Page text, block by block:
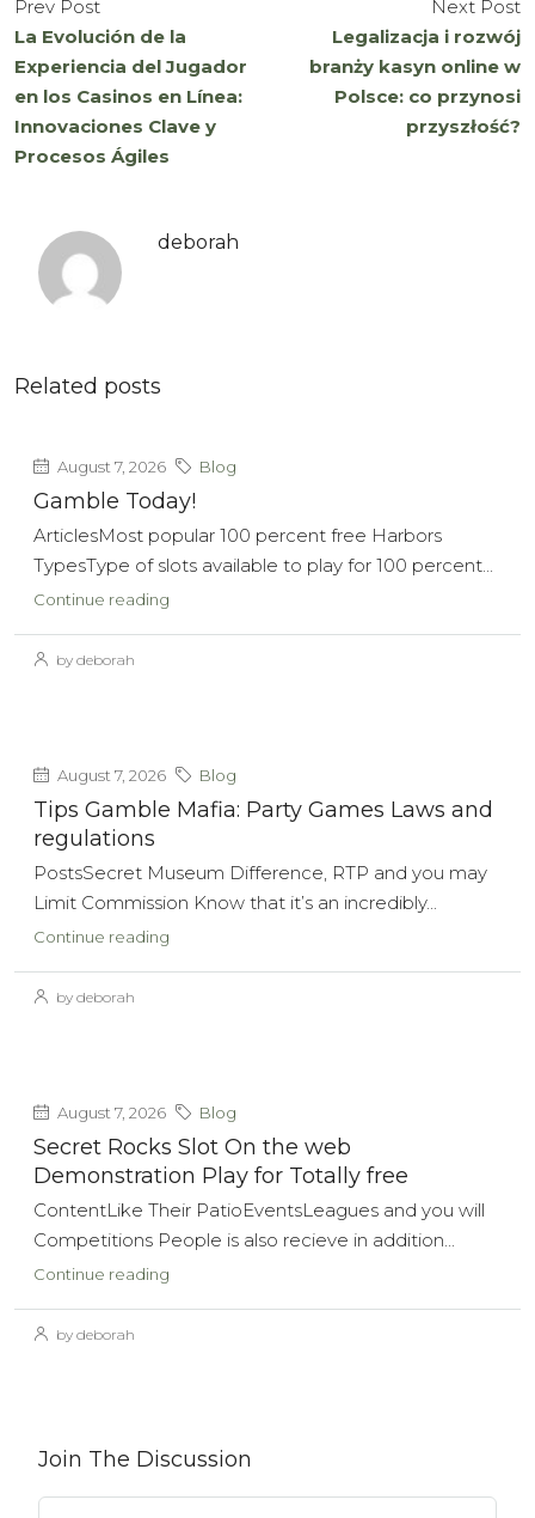
Prev Post
La Evolución de la
Experiencia del Jugador
en los Casinos en Línea:
Innovaciones Clave y
Procesos Ágiles
Next Post
Legalizacja i rozwój
branży kasyn online w
Polsce: co przynosi
przyszłość?
deborah
Related posts
August 7, 2026 Blog
Gamble Today!
ArticlesMost popular 100 percent free Harbors
TypesType of slots available to play for 100 percent...
Continue reading
by deborah
August 7, 2026 Blog
Tips Gamble Mafia: Party Games Laws and
regulations
PostsSecret Museum Difference, RTP and you may
Limit Commission Know that it’s an incredibly...
Continue reading
by deborah
August 7, 2026 Blog
Secret Rocks Slot On the web
Demonstration Play for Totally free
ContentLike Their PatioEventsLeagues and you will
Competitions People is also recieve in addition...
Continue reading
by deborah
Join The Discussion